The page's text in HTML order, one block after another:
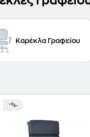
Καρέκλα Γραφείου